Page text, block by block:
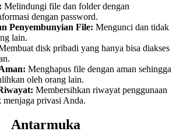
Melindungi file dan folder dengan
dengan password.
Penyembunyian File: Mengunci dan tidak
lain.
disk pribadi yang hanya bisa diakses
Menghapus file dengan aman sehingga
oleh orang lain.
Membersihkan riwayat penggunaan
privasi Anda.
Antarmuka